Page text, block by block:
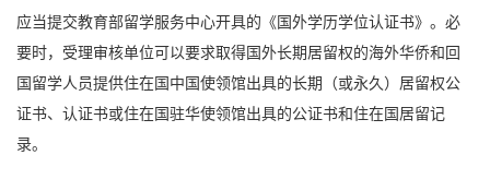
应当提交教育部留学服务中心开具的《国外学历学位认证书》。必
要时，受理审核单位可以要求取得国外长期居留权的海外华侨和回
国留学人员提供住在国中国使领馆出具的长期（或永久）居留权公
证书、认证书或住在国驻华使领馆出具的公证书和住在国居留记
录。